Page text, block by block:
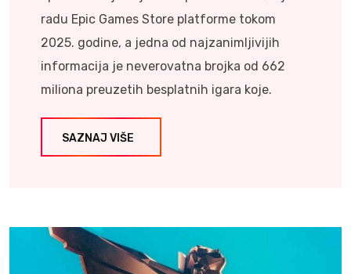
radu Epic Games Store platforme tokom
2025. godine, a jedna od najzanimljivijih
informacija je neverovatna brojka od 662
miliona preuzetih besplatnih igara koje.
SAZNAJ VIŠE